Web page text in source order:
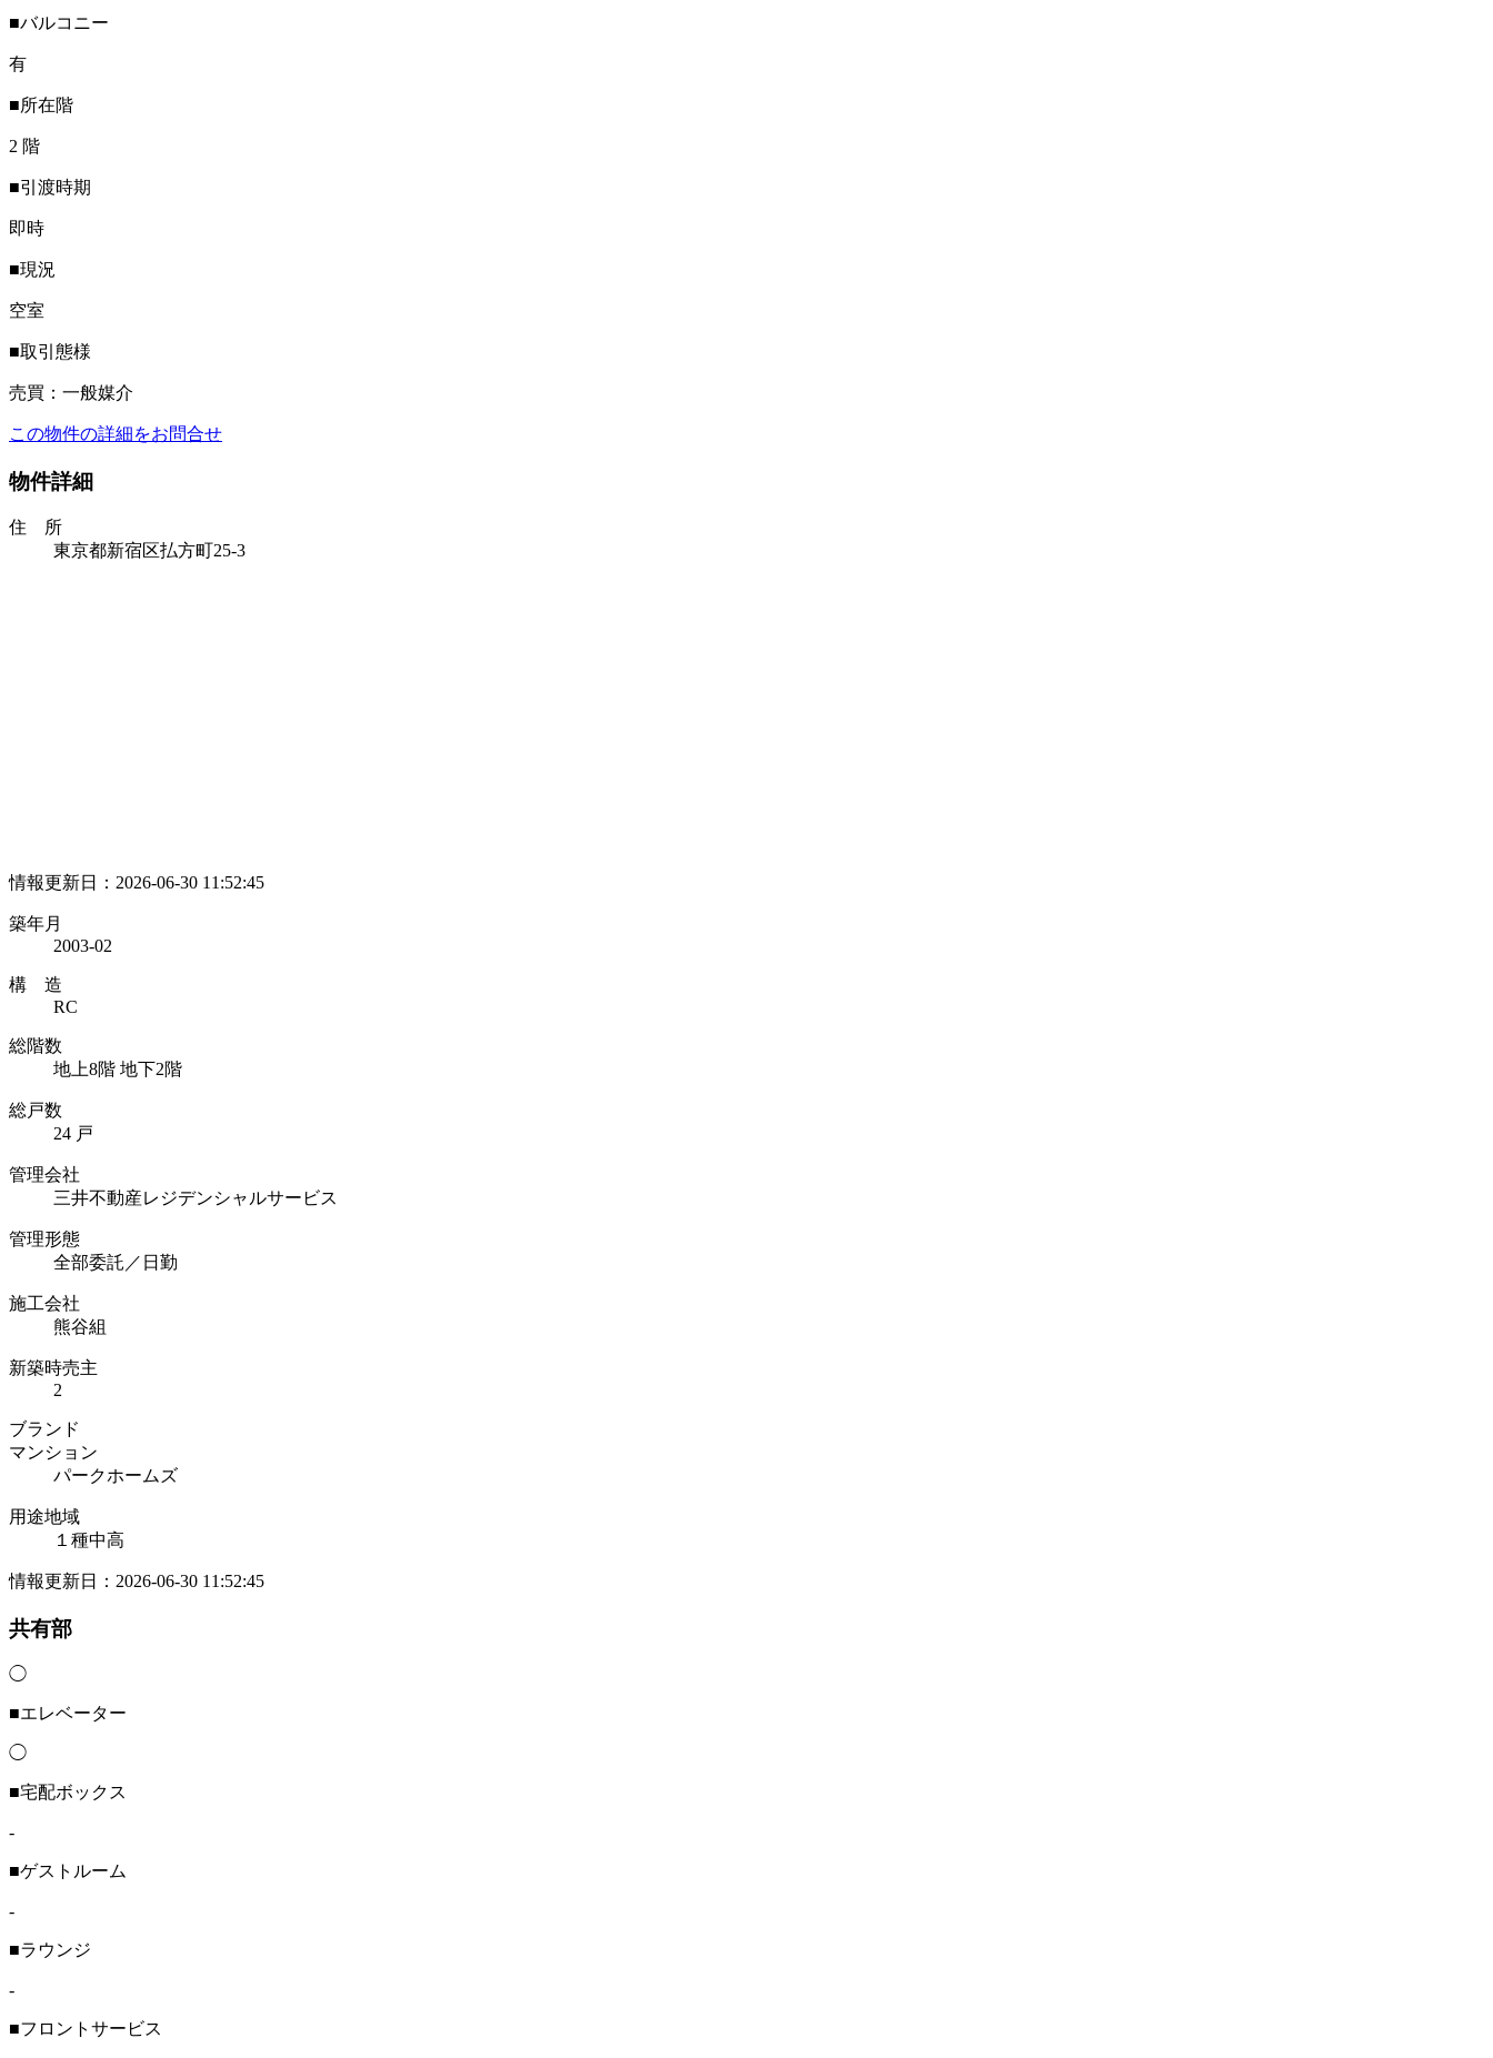
■バルコニー
有
■所在階
2 階
■引渡時期
即時
■現況
空室
■取引態様
売買：一般媒介
この物件の詳細をお問合せ
物件詳細
住 所
東京都新宿区払方町25-3
情報更新日：2026-06-30 11:52:45
築年月
2003-02
構 造
RC
総階数
地上8階 地下2階
総戸数
24 戸
管理会社
三井不動産レジデンシャルサービス
管理形態
全部委託／日勤
施工会社
熊谷組
新築時売主
2
ブランド
マンション
パークホームズ
用途地域
１種中高
情報更新日：2026-06-30 11:52:45
共有部
◯
■エレベーター
◯
■宅配ボックス
-
■ゲストルーム
-
■ラウンジ
-
■フロントサービス